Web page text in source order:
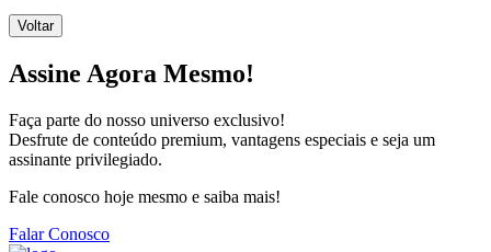
Voltar
Assine Agora Mesmo!
Faça parte do nosso universo exclusivo!
Desfrute de conteúdo premium, vantagens especiais e seja um
assinante privilegiado.
Fale conosco hoje mesmo e saiba mais!
Falar Conosco